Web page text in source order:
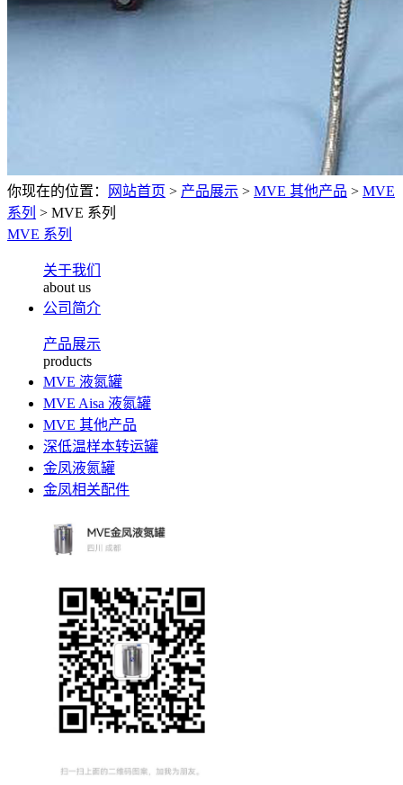
你现在的位置： 网站首页 > 产品展示 > MVE 其他产品 > MVE
系列 > MVE 系列
MVE 系列
关于我们
about us
公司简介
产品展示
products
MVE 液氮罐
MVE Aisa 液氮罐
MVE 其他产品
深低温样本转运罐
金凤液氮罐
金凤相关配件